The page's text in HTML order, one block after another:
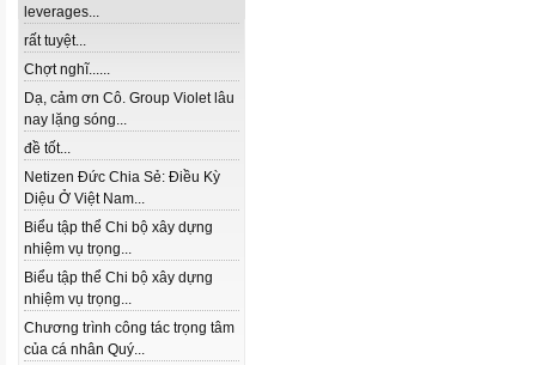
leverages...
rất tuyệt...
Chợt nghĩ......
Dạ, cảm ơn Cô. Group Violet lâu
nay lặng sóng...
đề tốt...
Netizen Đức Chia Sẻ: Điều Kỳ
Diệu Ở Việt Nam...
Biểu tập thể Chi bộ xây dựng
nhiệm vụ trọng...
Biểu tập thể Chi bộ xây dựng
nhiệm vụ trọng...
Chương trình công tác trọng tâm
của cá nhân Quý...